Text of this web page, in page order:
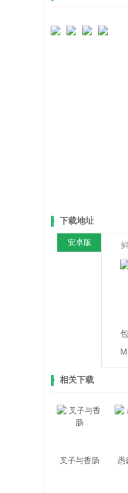
下载地址
安卓版
相关下载
叉子与香肠 愚